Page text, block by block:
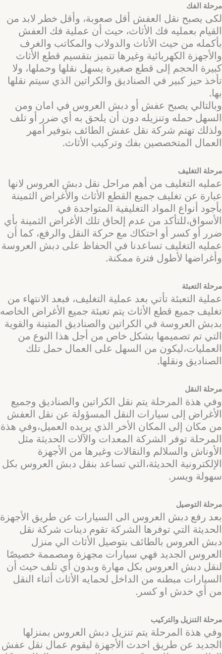
مرحلة الفك
لكى يصبح نقل العفش أقل صعوبة، وأقل خطر لابد من
القيام بعمليه فك الأثاث، حيث أن عملية فك العفش
بأكمله من حيث الأثاث والدولاب والمكاتب والغرف
والأجهزة الكهربائية وغيرها تتميز بتقسيم قطع الأثاث
كبيرة الحجم إلى قطع صغيرة يسهل نقلها وحملها، ولا
تأخذ حيز كبير في الصناديق والكراتين الذي سيتم نقلها
بها.
وبالتالي يصبح عفش أو دبش العروس في امان ومن
السهل حمله وتنزيله دون أن يلحق به أي ضرر أو تلف
ولذلك تهتم شركة نقل عفش الطائف بتوفير أمهر
العمال المتخصصين بفك وتركيب الأثاث.
مرحلة التغليف
عمليه التغليف من أهم مراحل نقل دبش العروس لانها
عبارة عن تغليف جميع القطع الأثاث والأغراض الثمينة
بأجود أنواع المواد التغليفية المتواجدة في
الأسواق،للتأكد من عدم إلحاق تلك الأغراض الثمينة بأي
ضرر أو كسر أو احتكاك مع حركة النقل والرفع، كما أن
عمليه التغليف تساعدنا في الحفاظ على دبش العروسة
وأغراضها لأطول فترة ممكنة.
مرحلة التعبئة
عملية التعبئة تأتي بعد عملية التغليف، فبعد الانتهاء من
تغليف جميع قطع الأثاث يتم تعبئة جميع الأغراض الخاصه
بدبش العروسة في الكراتين والصناديق المتينة والقوية
التي تم تصميمها بشكل خاص من أجل هذا النوع من
العمليات،ليكون من السهل على العمال حمل تلك
الصناديق ونقلها.
مرحلة النقل
وفي هذة المرحلة يتم نقل الكراتين والصناديق وجميع
الأغراض إلى سيارات النقل المسؤولة عن نقل العفش
من مكان إلى المكان الأخر الذي يريده العميل،وفي هذة
المرحلة توفر الشركة المعدات والآلات الحديثة مثل
الأوناش والسلالم والنقالات وغيرها من الأجهزة
الإلكترونية الحديثة،التي تساعد بنقل دبش العروس بكل
سهولة ويسر.
مرحلة التوصيل
بعد رفع دبش العروس الى السيارات عن طريق الأجهزة
الحديثة التي توفرها الشركة تقوم دينات شركة نقل
دبش العروس بالطائف بتوصيل الأثاث الي منزل
العروس الجديد فهي سيارات مجهزة ومصممة خصيصًا
لنقل دبش العروس بكل مهارة وبدون أي تلف حيث أن
السيارات مبطنه من الداخل لحمايه الأثاث أثناء النقل
من أي خدش او كسر.
مرحلة التنزيل والتركيب
وفي هذة المرحلة يتم تنزيل دبش العروس بمنزلها
الجديد عن طريق احدث الأجهزة ليقوم عمال نقل عفش